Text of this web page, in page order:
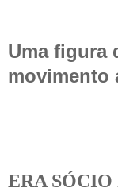
Uma figura
movimento
ERA